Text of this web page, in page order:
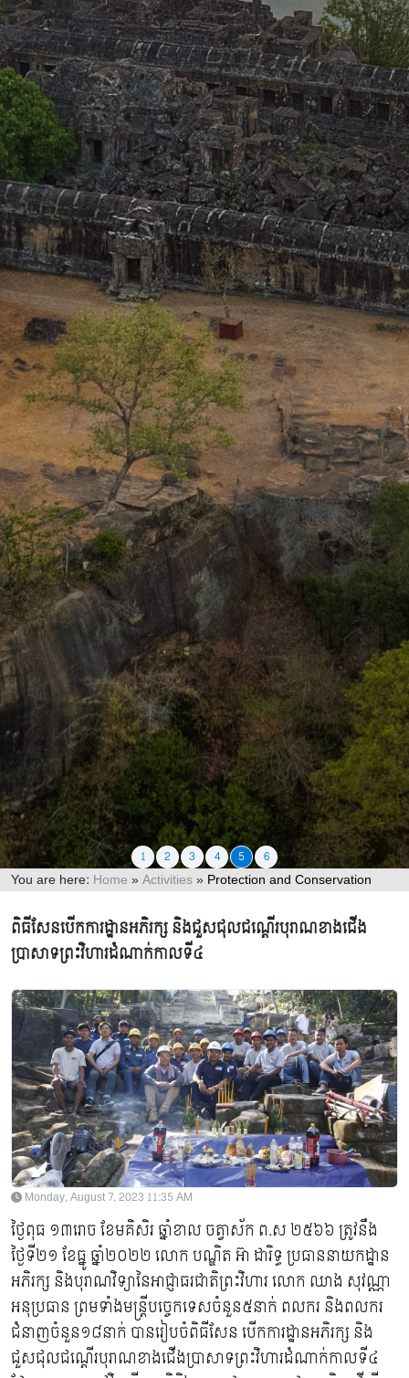
1 2 3 4 5 6
You are here: Home »Activities» Protection and Conservation
កិច្ចការពារ និងការអភិរក្ស
ពិធីសែនបើកការដ្ឋានអភិរក្ស និងជួសជុលជណ្ដើរបុរាណខាងជើង
ប្រាសាទព្រះវិហារដំណាក់កាលទី៤
Monday, August 7, 2023 11:35 AM
ថ្ងៃពុធ ១៣រោច ខែមគិសិរ ឆ្នាំខាល ចត្វាស័ក ព.ស ២៥៦៦ ត្រូវនឹង
ថ្ងៃទី២១ ខែធ្នូ ឆ្នាំ២០២២ លោក បណ្ឌិត អ៊ា ដារិទ្ធ ប្រធាននាយកដ្ឋាន
អភិរក្ស និងបុរាណវិទ្យានៃអាជ្ញាធរជាតិព្រះវិហារ លោក ឈាង សុវណ្ណា
អនុប្រធាន ព្រមទាំងមន្ដ្រីបច្ចេកទេសចំនួន៥នាក់ ពលករ និងពលករ
ជំនាញចំនួន១៨នាក់ បានរៀបចំពិធីសែន បើកការដ្ឋានអភិរក្ស និង
ជួសជុលជណ្ដើរបុរាណខាងជើងប្រាសាទព្រះវិហារដំណាក់កាលទី៤